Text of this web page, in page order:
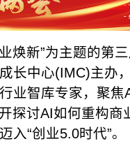
焕新”为主题的第
长中心(IMC)主办
业智库专家，聚
探讨AI如何重构商
“创业5.0时代”。